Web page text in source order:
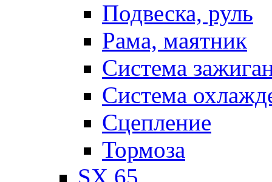
Подвеска, руль
Рама, маятник
Система
Система
Сцепление
Тормоза
SX 65